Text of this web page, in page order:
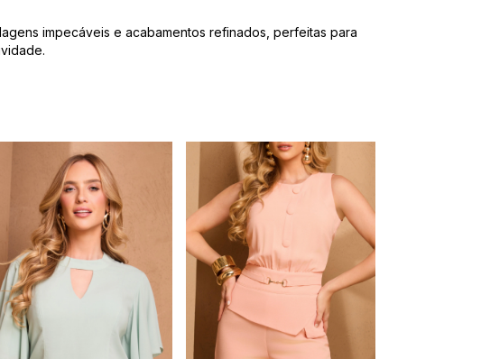
impecáveis e acabamentos refinados, perfeitas para